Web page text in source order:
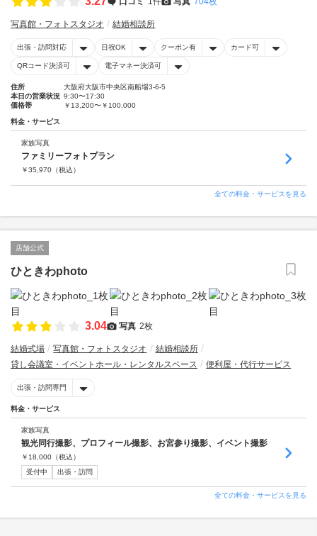
写真館・フォトスタジオ 結婚相談所
出張・訪問対応 日祝OK クーポン有 カード可
QRコード決済可 電子マネー決済可
住所
大阪府大阪市中央区南船場3-6-5
本日の営業状況 9:30〜17:30
価格帯
￥13,200〜￥100,000
料金・サービス
家族写真
ファミリーフォトプラン
￥35,970 （税込）
全ての料金・サービスを見る
店舗公式
ひときわphoto
3.04 写真 2枚
結婚式場 写真館・フォトスタジオ
結婚相談所
貸し会議室・イベントホール・レンタルスペース
便利屋・代行サービス
出張・訪問専門
料金・サービス
家族写真
観光同行撮影、プロフィール撮影、お宮参り撮影、イベント撮影
￥ 18,000 （税込）
受付中
出張・訪問
全ての料金・サービスを見る